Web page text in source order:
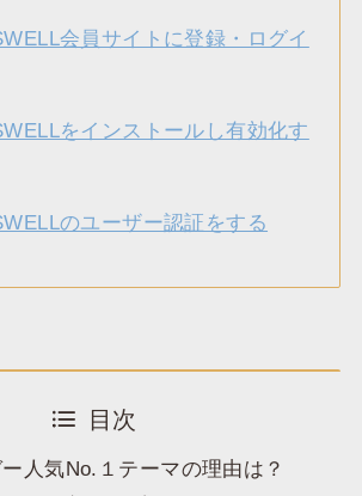
会員サイトに登録・ログイ
をインストールし有効化す
のユーザー認証をする
目次
人気No.１テーマの理由は？